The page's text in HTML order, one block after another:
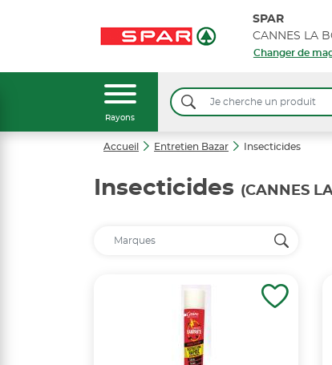
SPAR
Changer de
Rayons
Accueil Entretien Bazar Insecticides
Insecticides (CANNES